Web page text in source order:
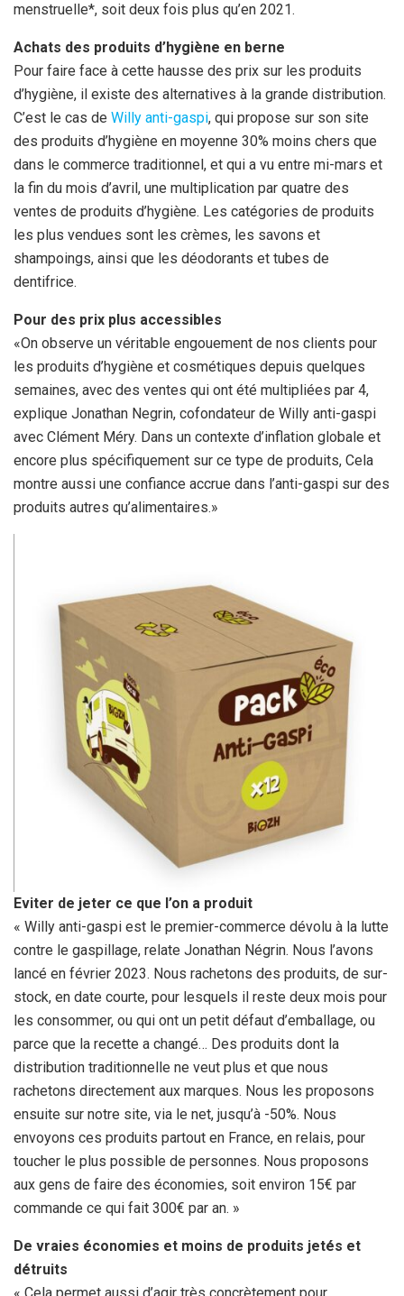
menstruelle*, soit deux fois plus qu’en 2021.
Achats des produits d’hygiène en berne
Pour faire face à cette hausse des prix sur les produits
d’hygiène, il existe des alternatives à la grande distribution.
C’est le cas de Willy anti-gaspi, qui propose sur son site
des produits d’hygiène en moyenne 30% moins chers que
dans le commerce traditionnel, et qui a vu entre mi-mars et
la fin du mois d’avril, une multiplication par quatre des
ventes de produits d’hygiène. Les catégories de produits
les plus vendues sont les crèmes, les savons et
shampoings, ainsi que les déodorants et tubes de
dentifrice.
Pour des prix plus accessibles
«On observe un véritable engouement de nos clients pour
les produits d’hygiène et cosmétiques depuis quelques
semaines, avec des ventes qui ont été multipliées par 4,
explique Jonathan Negrin, cofondateur de Willy anti-gaspi
avec Clément Méry. Dans un contexte d’inflation globale et
encore plus spécifiquement sur ce type de produits, Cela
montre aussi une confiance accrue dans l’anti-gaspi sur des
produits autres qu’alimentaires.»
Eviter de jeter ce que l’on a produit
« Willy anti-gaspi est le premier-commerce dévolu à la lutte
contre le gaspillage, relate Jonathan Négrin. Nous l’avons
lancé en février 2023. Nous rachetons des produits, de sur-
stock, en date courte, pour lesquels il reste deux mois pour
les consommer, ou qui ont un petit défaut d’emballage, ou
parce que la recette a changé… Des produits dont la
distribution traditionnelle ne veut plus et que nous
rachetons directement aux marques. Nous les proposons
ensuite sur notre site, via le net, jusqu’à -50%. Nous
envoyons ces produits partout en France, en relais, pour
toucher le plus possible de personnes. Nous proposons
aux gens de faire des économies, soit environ 15€ par
commande ce qui fait 300€ par an. »
De vraies économies et moins de produits jetés et
détruits